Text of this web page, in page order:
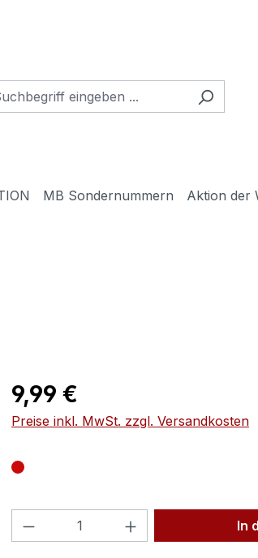
MB Sondernummern Aktion der
Regulärer Preis:
9,99 €
Preise inkl. MwSt. zzgl. Versandkosten
Produkt Anzahl: Gib den
In